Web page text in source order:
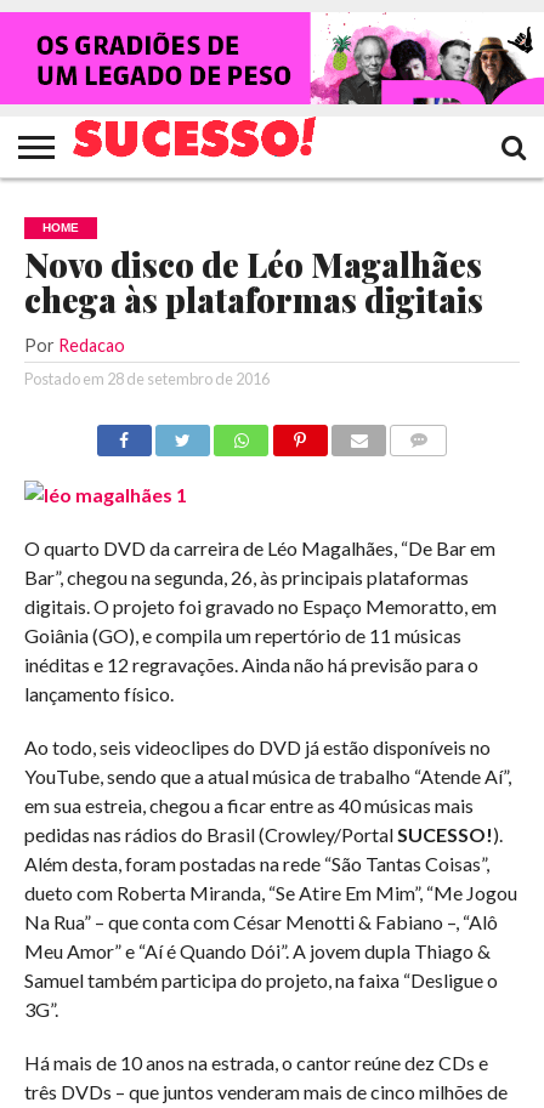
HOME
NOTÍCIAS
SHOWS
ENTREVISTAS
CLIQUES
RANKING
CROWLEY
TV
SUCESSO!
REVISTA
SUCESSO!
HOME
Novo disco de Léo Magalhães
chega às plataformas digitais
Por Redacao
Postado em 28 de setembro de 2016
O quarto DVD da carreira de Léo Magalhães, “De Bar em
Bar”, chegou na segunda, 26, às principais plataformas
digitais. O projeto foi gravado no Espaço Memoratto, em
Goiânia (GO), e compila um repertório de 11 músicas
inéditas e 12 regravações. Ainda não há previsão para o
lançamento físico.
Ao todo, seis videoclipes do DVD já estão disponíveis no
YouTube, sendo que a atual música de trabalho “Atende Aí”,
em sua estreia, chegou a ficar entre as 40 músicas mais
pedidas nas rádios do Brasil (Crowley/PortalSUCESSO!).
Além desta, foram postadas na rede “São Tantas Coisas”,
dueto com Roberta Miranda, “Se Atire Em Mim”, “Me Jogou
Na Rua” – que conta com César Menotti & Fabiano –, “Alô
Meu Amor” e “Aí é Quando Dói”. A jovem dupla Thiago &
Samuel também participa do projeto, na faixa “Desligue o
3G”.
Há mais de 10 anos na estrada, o cantor reúne dez CDs e
três DVDs – que juntos venderam mais de cinco milhões de